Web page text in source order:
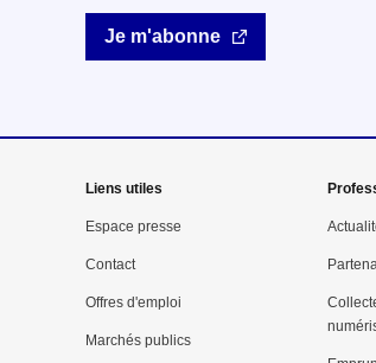
Je m'abonne
Mega
menu
Pied
de
Liens utiles
Espace presse
Contact
Offres d'emploi
Marchés publics